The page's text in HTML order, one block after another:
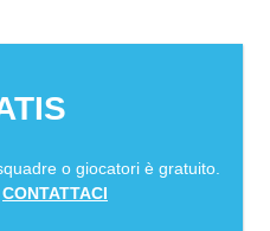
o giocatori è gratuito.
CONTATTACI